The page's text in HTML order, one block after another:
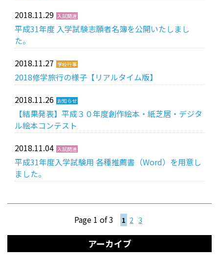
寄付金のお願い
2018.11.29 入試関連
平成31年度 入学試験志願者名簿を公開いたしまし
た。
2018.11.27 学校行事
2018修学旅行の様子【リアルタイム版】
2018.11.26 お知らせ
【結果発表】平成３０年度創作絵本・紙芝居・デジタ
ル絵本コンテスト
2018.11.04 入試関連
平成31年度入学試験用 各種推薦書（Word）を用意し
ました。
Page 1 of 3 1 2 3
アーカイブ